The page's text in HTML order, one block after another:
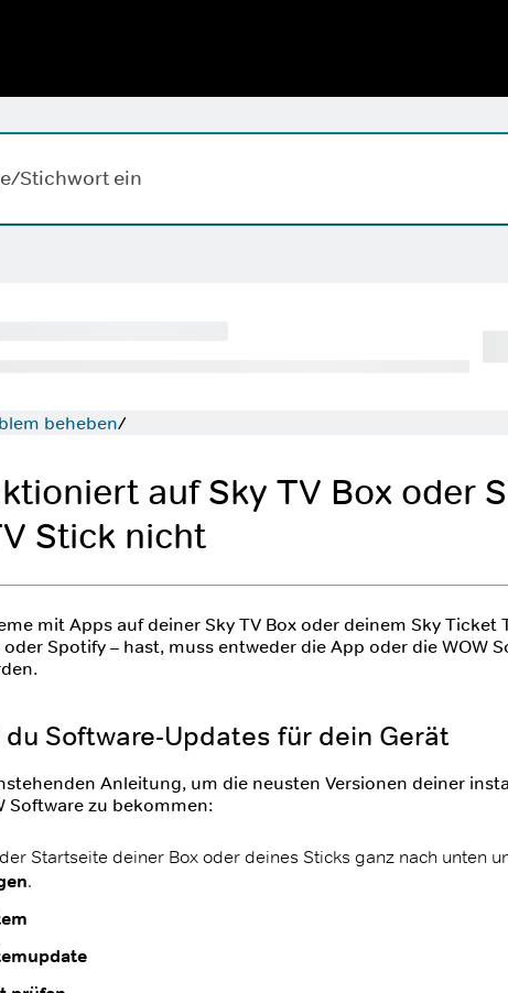
wobei
beheben
auf Sky TV Box oder
Stick nicht
mit Apps auf deiner Sky TV Box oder deinem Sky Ticket
oder Spotify – hast, muss entweder die App oder die WOW
Software-Updates für dein Gerät
Anleitung, um die neusten Versionen deiner
Software zu bekommen:
Startseite deiner Box oder deines Sticks ganz nach unten
.